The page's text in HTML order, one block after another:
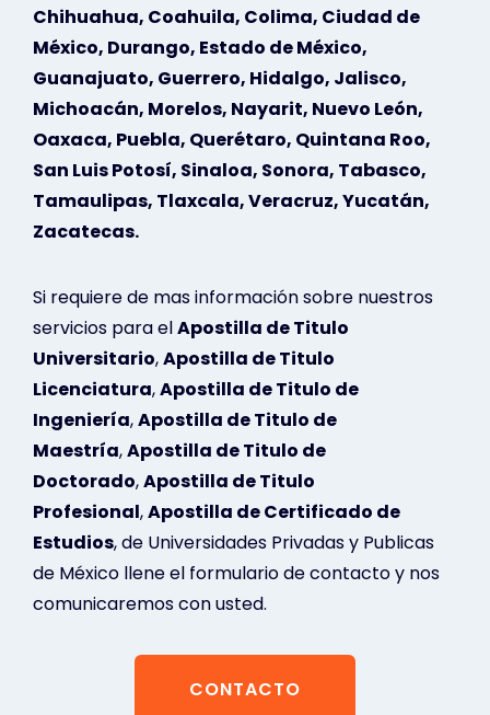
Chihuahua, Coahuila, Colima, Ciudad de
México, Durango, Estado de México,
Guanajuato, Guerrero, Hidalgo, Jalisco,
Michoacán, Morelos, Nayarit, Nuevo León,
Oaxaca, Puebla, Querétaro, Quintana Roo,
San Luis Potosí, Sinaloa, Sonora, Tabasco,
Tamaulipas, Tlaxcala, Veracruz, Yucatán,
Zacatecas.
Si requiere de mas información sobre nuestros
servicios para elApostilla de Titulo
Universitario,Apostilla de Titulo
Licenciatura,Apostilla de Titulo de
Ingeniería,Apostilla de Titulo de
Maestría,Apostilla de Titulo de
Doctorado,Apostilla de Titulo
Profesional,Apostilla de Certificado de
Estudios, de Universidades Privadas y Publicas
de México llene el formulario de contacto y nos
comunicaremos con usted.
CONTACTO